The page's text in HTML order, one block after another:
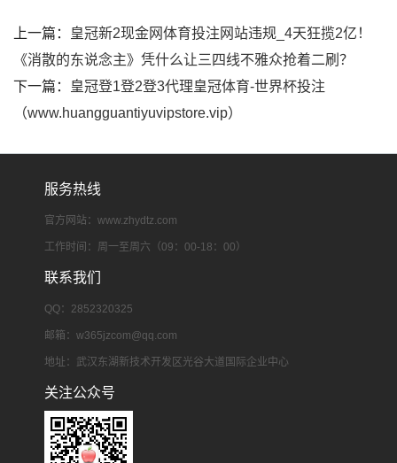
上一篇：
皇冠新2现金网体育投注网站违规_4天狂揽2亿！
《消散的东说念主》凭什么让三四线不雅众抢着二刷？
下一篇：
皇冠登1登2登3代理皇冠体育-世界杯投注
（www.huangguantiyuvipstore.vip）
服务热线
官方网站：www.zhydtz.com
工作时间：周一至周六（09：00-18：00）
联系我们
QQ：2852320325
邮箱： w365jzcom@qq.com
地址：武汉东湖新技术开发区光谷大道国际企业中心
关注公众号